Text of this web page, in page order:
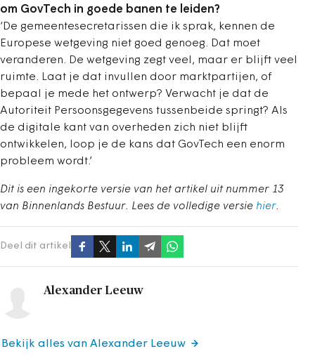
om GovTech in goede ­banen te leiden?
‘De gemeentesecretarissen die ik sprak, kennen de
Europese wetgeving niet goed genoeg. Dat moet
veranderen. De wetgeving zegt veel, maar er blijft veel
ruimte. Laat je dat invullen door marktpartijen, of
bepaal je mede het ontwerp? Verwacht je dat de
Autoriteit Persoonsgegevens tussenbeide springt? Als
de digitale kant van overheden zich niet blijft
ontwikkelen, loop je de kans dat GovTech een enorm
probleem wordt.’
Dit is een ingekorte versie van het artikel uit nummer 13
van Binnenlands Bestuur. Lees de volledige versie hier.
Deel dit artikel
Alexander Leeuw
Bekijk alles van Alexander Leeuw